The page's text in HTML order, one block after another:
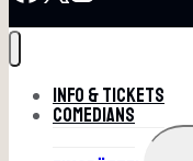
Info & Tickets
Comedians